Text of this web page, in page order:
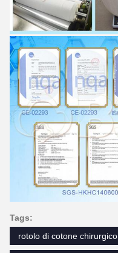
Tags:
rotolo di cotone chirurgico